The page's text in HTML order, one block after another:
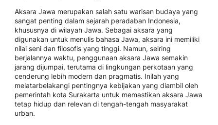
Aksara Jawa merupakan salah satu warisan budaya yang
sangat penting dalam sejarah peradaban Indonesia,
khususnya di wilayah Jawa. Sebagai aksara yang
digunakan untuk menulis bahasa Jawa, aksara ini memiliki
nilai seni dan filosofis yang tinggi. Namun, seiring
berjalannya waktu, penggunaan aksara Jawa semakin
jarang dijumpai, terutama di lingkungan perkotaan yang
cenderung lebih modern dan pragmatis. Inilah yang
melatarbelakangi pentingnya kebijakan yang diambil oleh
pemerintah kota Surakarta untuk memastikan aksara Jawa
tetap hidup dan relevan di tengah-tengah masyarakat
urban.